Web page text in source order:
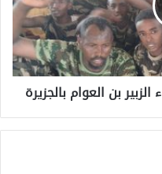
بن العوام بالجزيرة